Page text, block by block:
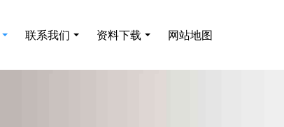
联系我们 资料下载 网站地图